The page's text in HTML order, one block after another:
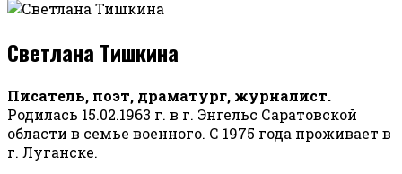
Светлана Тишкина
Писатель, поэт, драматург, журналист.
Родилась 15.02.1963 г. в г. Энгельс Саратовской
области в семье военного. С 1975 года проживает в
г. Луганске.